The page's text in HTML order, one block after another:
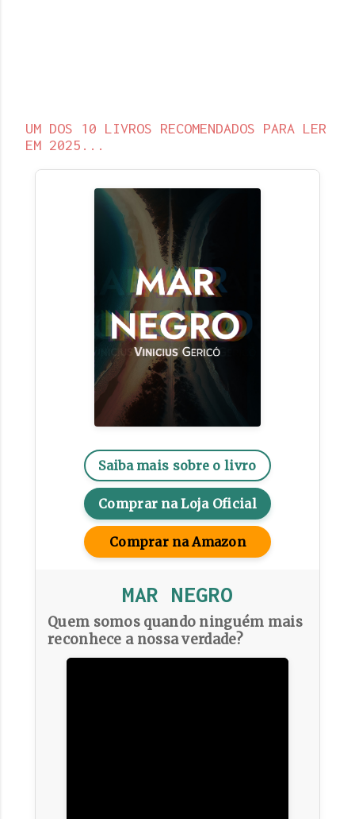
UM DOS 10 LIVROS RECOMENDADOS PARA LER
EM 2025...
Saiba mais sobre o livro
Comprar na Loja Oficial
Comprar na Amazon
MAR NEGRO
Quem somos quando ninguém mais
reconhece a nossa verdade?